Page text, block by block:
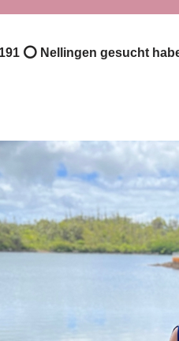
⭕ Nellingen gesucht